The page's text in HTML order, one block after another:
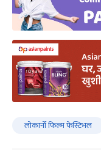
लोकार्नो फिल्म फेस्टिभल